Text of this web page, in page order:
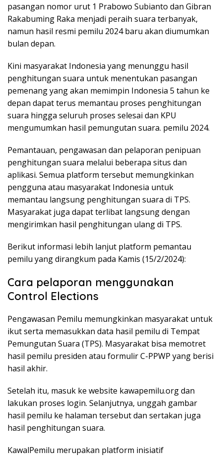
pasangan nomor urut 1 Prabowo Subianto dan Gibran
Rakabuming Raka menjadi peraih suara terbanyak,
namun hasil resmi pemilu 2024 baru akan diumumkan
bulan depan.
Kini masyarakat Indonesia yang menunggu hasil
penghitungan suara untuk menentukan pasangan
pemenang yang akan memimpin Indonesia 5 tahun ke
depan dapat terus memantau proses penghitungan
suara hingga seluruh proses selesai dan KPU
mengumumkan hasil pemungutan suara. pemilu 2024.
Pemantauan, pengawasan dan pelaporan penipuan
penghitungan suara melalui beberapa situs dan
aplikasi. Semua platform tersebut memungkinkan
pengguna atau masyarakat Indonesia untuk
memantau langsung penghitungan suara di TPS.
Masyarakat juga dapat terlibat langsung dengan
mengirimkan hasil penghitungan ulang di TPS.
Berikut informasi lebih lanjut platform pemantau
pemilu yang dirangkum pada Kamis (15/2/2024):
Cara pelaporan menggunakan
Control Elections
Pengawasan Pemilu memungkinkan masyarakat untuk
ikut serta memasukkan data hasil pemilu di Tempat
Pemungutan Suara (TPS). Masyarakat bisa memotret
hasil pemilu presiden atau formulir C-PPWP yang berisi
hasil akhir.
Setelah itu, masuk ke website kawapemilu.org dan
lakukan proses login. Selanjutnya, unggah gambar
hasil pemilu ke halaman tersebut dan sertakan juga
hasil penghitungan suara.
KawalPemilu merupakan platform inisiatif